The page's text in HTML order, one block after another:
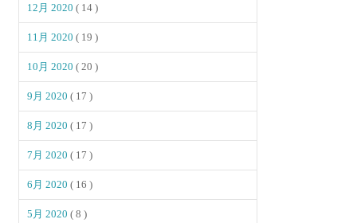
12月 2020( 14 )
11月 2020( 19 )
10月 2020( 20 )
9月 2020( 17 )
8月 2020( 17 )
7月 2020( 17 )
6月 2020( 16 )
5月 2020( 8 )